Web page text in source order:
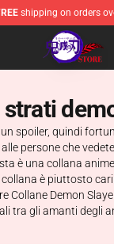
shipping on orders
Store -
strati
spoiler, quindi
persone che
è una collana
è piuttosto
Collane Demon
tra gli amanti degli